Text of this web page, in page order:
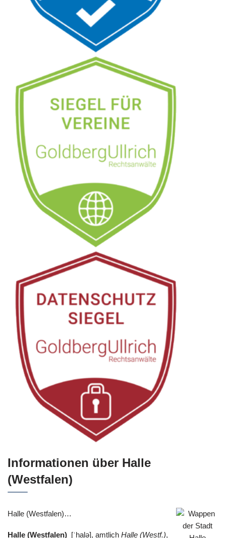
Informationen über Halle
(Westfalen)
Halle (Westfalen)…
Halle (Westfalen) [ˈhalə], amtlich Halle (Westf.),